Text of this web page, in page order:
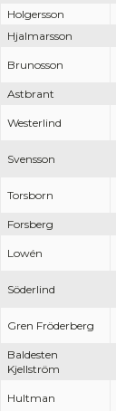
Holgersson
Hjalmarsson
Brunosson
Astbrant
Westerlind
Svensson
Torsborn
Forsberg
Lowén
Söderlind
Gren Fröderberg
Baldesten
Kjellström
Hultman